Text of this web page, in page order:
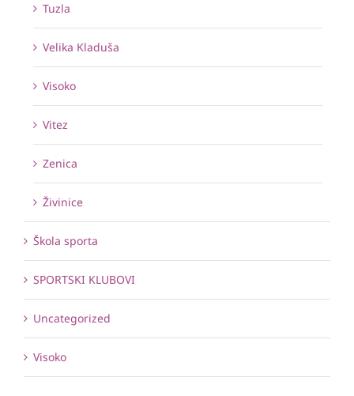
Tuzla
Velika Kladuša
Visoko
Vitez
Zenica
Živinice
Škola sporta
SPORTSKI KLUBOVI
Uncategorized
Visoko